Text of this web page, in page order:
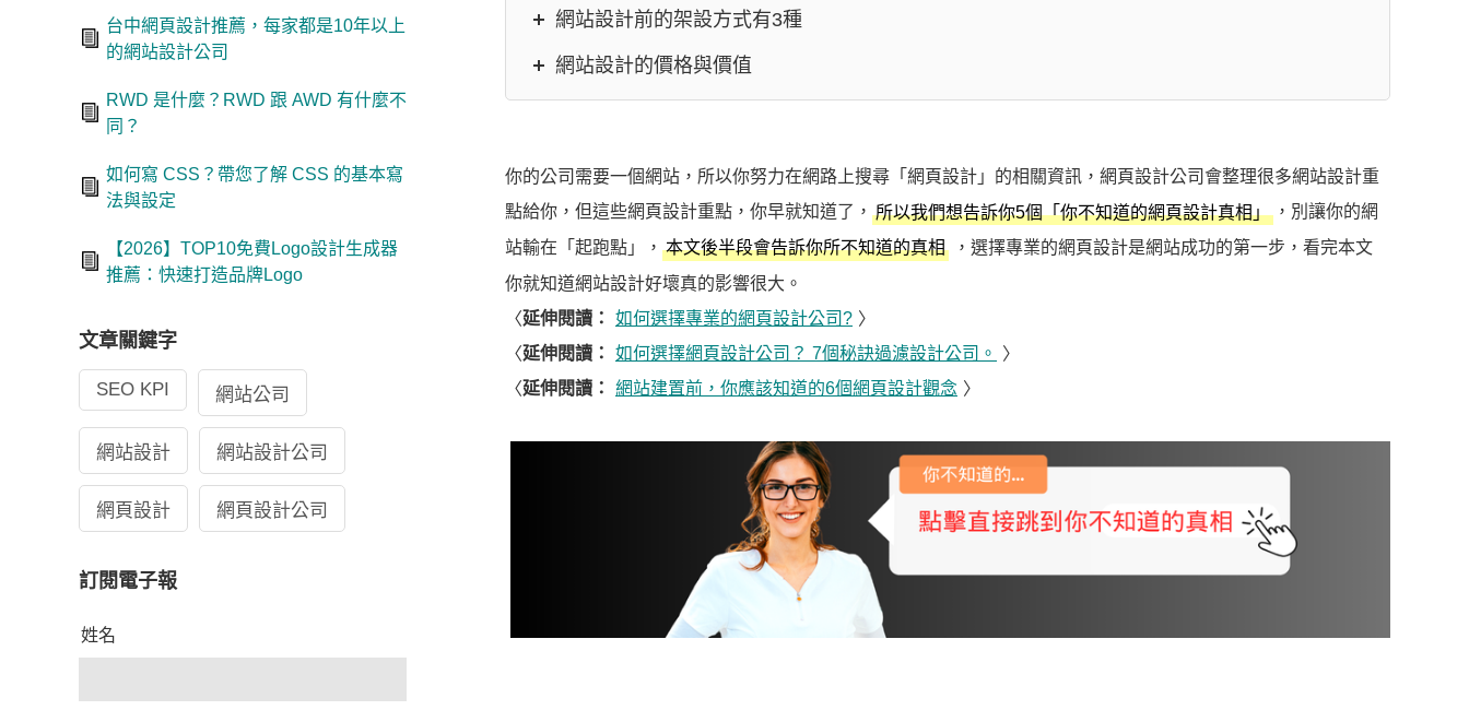
網站設計前的架設方式有3種
網站設計的價格與價值
你的公司需要一個網站，所以你努力在網路上搜尋「網頁設計」的相關資訊，網頁設計公司會整理很多網站設計重
點給你，但這些網頁設計重點，你早就知道了， 所以我們想告訴你5個「你不知道的網頁設計真相」 ，別讓你的網
站輸在「起跑點」， 本文後半段會告訴你所不知道的真相
，選擇專業的網頁設計是網站成功的第一步，看完本文
你就知道網站設計好壞真的影響很大。
〈延伸閱讀： 如何選擇專業的網頁設計公司? 〉
〈延伸閱讀： 如何選擇網頁設計公司？ 7個秘訣過濾設計公司。
〉
〈延伸閱讀： 網站建置前，你應該知道的6個網頁設計觀念 〉
台中網頁設計推薦，每家都是10年以上
的網站設計公司
RWD 是什麼？RWD 跟 AWD 有什麼不
同？
如何寫 CSS？帶您了解 CSS 的基本寫
法與設定
【2026】TOP10免費Logo設計生成器
推薦：快速打造品牌Logo
文章關鍵字
SEO KPI 網站公司
網站設計 網站設計公司
網頁設計 網頁設計公司
訂閱電子報
姓名